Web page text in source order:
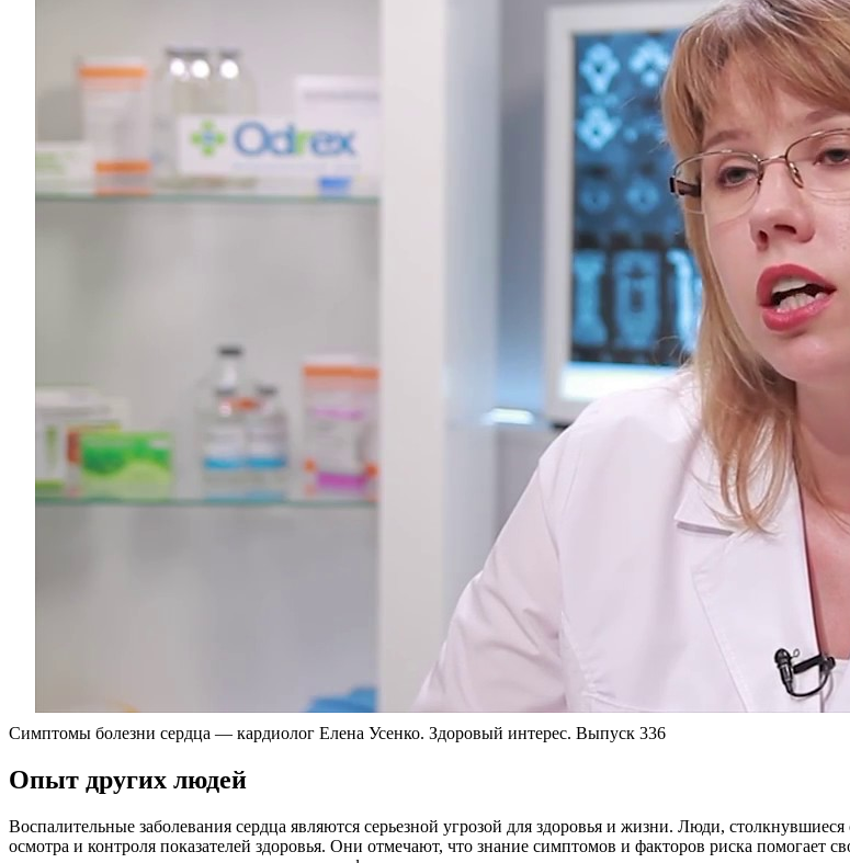
Симптомы болезни сердца — кардиолог Елена Усенко. Здоровый интерес. Выпуск 336
Опыт других людей
Воспалительные заболевания сердца являются серьезной угрозой для здоровья и жизни. Люди,
осмотра и контроля показателей здоровья. Они отмечают, что знание симптомов и факторов риска помогает